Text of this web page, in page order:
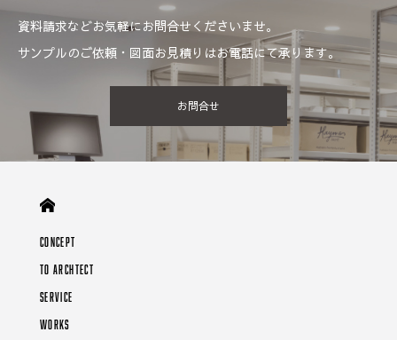
資料請求などお気軽にお問合せくださいませ。
サンプルのご依頼・図面お見積りはお電話にて承ります。
お問合せ
CONCEPT
TO ARCHTECT
SERVICE
WORKS